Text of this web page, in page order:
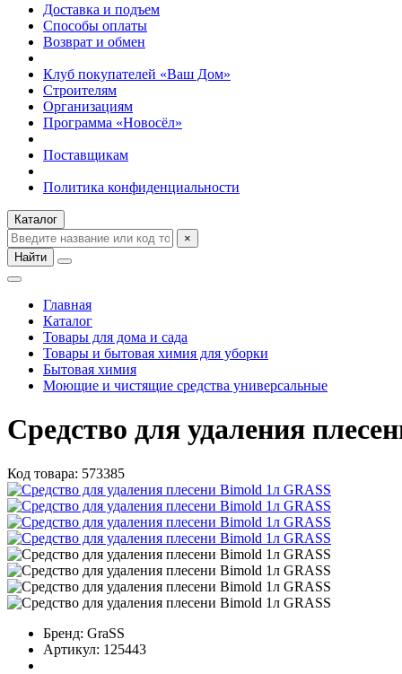
Доставка и подъем
Способы оплаты
Возврат и обмен
Клуб покупателей «Ваш Дом»
Строителям
Организациям
Программа «Новосёл»
Поставщикам
Политика конфиденциальности
Каталог
×
Найти
Главная
Каталог
Товары для дома и сада
Товары и бытовая химия для уборки
Бытовая химия
Моющие и чистящие средства универсальные
Средство для удаления
Код товара: 573385
Бренд: GraSS
Артикул: 125443